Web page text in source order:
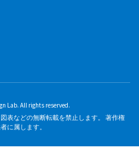
Lab. All rights reserved.
表などの無断転載を禁止します。 著作権
に属します。